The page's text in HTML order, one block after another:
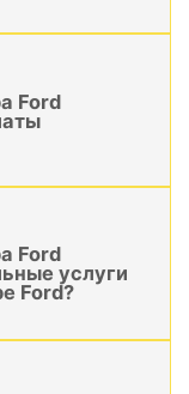
Ford
Ford
услуги
Ford?